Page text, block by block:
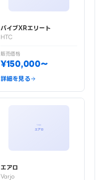
バイブXRエリート
HTC
販売価格
¥150,000〜
詳細を見る
エアロ
Varjo